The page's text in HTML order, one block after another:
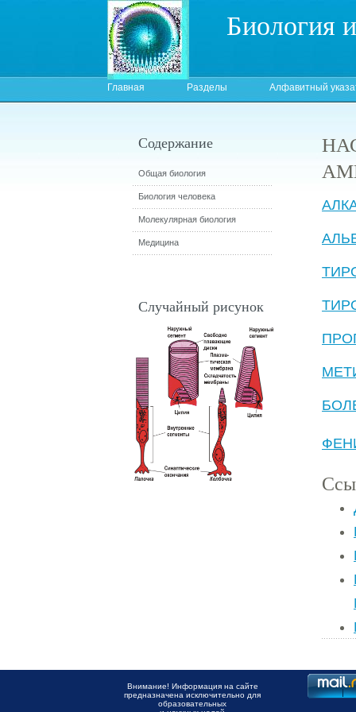
Биология
Главная Разделы Алфавитный
Содержание
Общая биология
Биология человека
Молекулярная биология
Медицина
Случайный рисунок
Внимание! Информация на сайте
предназначена исключительно для
образовательных